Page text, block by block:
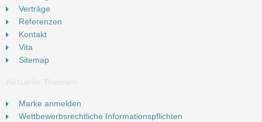
Verträge
Referenzen
Kontakt
Vita
Sitemap
Marke anmelden
Wettbewerbsrechtliche Informationspflichten